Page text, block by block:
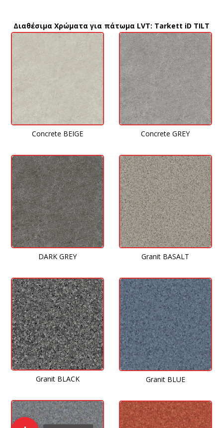
Διαθέσιμα Χρώματα για πάτωμα LVT: Tarkett iD TILT
Concrete BEIGE Concrete GREY
DARK GREY Granit BASALT
Granit BLACK Granit BLUE